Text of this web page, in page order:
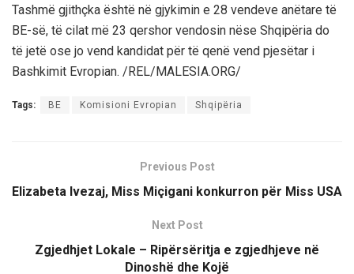
Tashmë gjithçka është në gjykimin e 28 vendeve anëtare të
BE-së, të cilat më 23 qershor vendosin nëse Shqipëria do
të jetë ose jo vend kandidat për të qenë vend pjesëtar i
Bashkimit Evropian. /REL/MALESIA.ORG/
Tags: BE Komisioni Evropian Shqipëria
Previous Post
Elizabeta Ivezaj, Miss Miçigani konkurron për Miss USA
Next Post
Zgjedhjet Lokale – Ripërsëritja e zgjedhjeve në
Dinoshë dhe Kojë